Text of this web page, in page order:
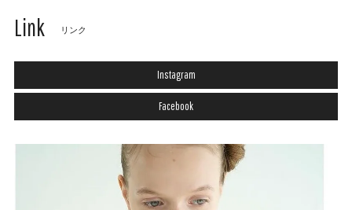
Link リンク
Instagram
Facebook